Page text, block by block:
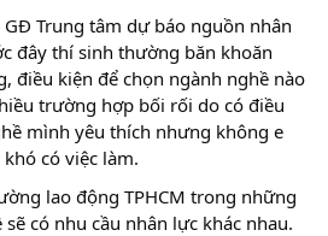
GĐ Trung tâm dự báo nguồn nhân
đây thí sinh thường băn khoăn
điều kiện để chọn ngành nghề nào
trường hợp bối rối do có điều
mình yêu thích nhưng không e
có việc làm.
lao động TPHCM trong những
có nhu cầu nhân lực khác nhau.